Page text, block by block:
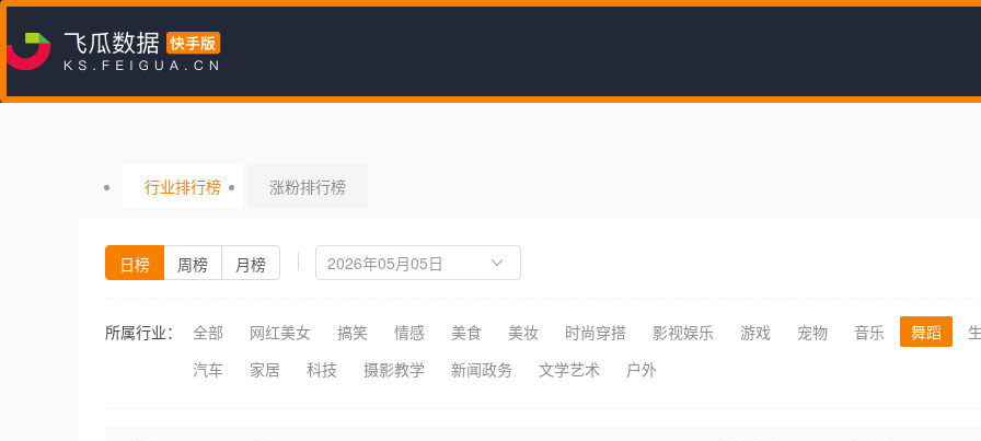
行业排行榜 涨粉排行榜
日榜 周榜 月榜
所属行业： 全部 网红美女 搞笑 情感 美食 美妆 时尚穿搭 影视娱乐 游戏 宠物 音乐 舞蹈
汽车
家居 科技 摄影教学 新闻政务 文学艺术 户外